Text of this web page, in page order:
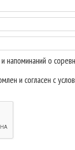
напоминаний о
и согласен с